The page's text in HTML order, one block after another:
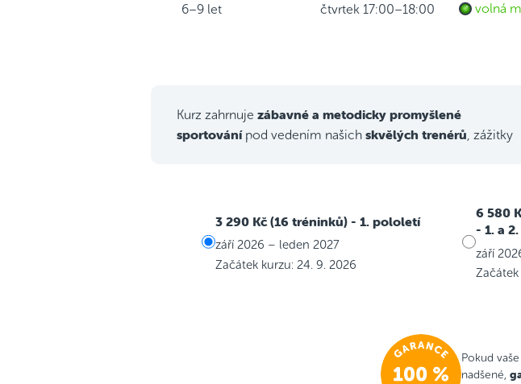
6–9 let čtvrtek 17:00–18:00 volná
Kurz zahrnuje zábavné a metodicky promyšlené
sportovánípod vedením našich skvělých trenérů , zážitky
3 290 Kč (16 tréninků) - 1. pololetí
září 2026 – leden 2027
Začátek kurzu: 24. 9. 2026
6 580
- 1. a
září
Pokud
nadšené,